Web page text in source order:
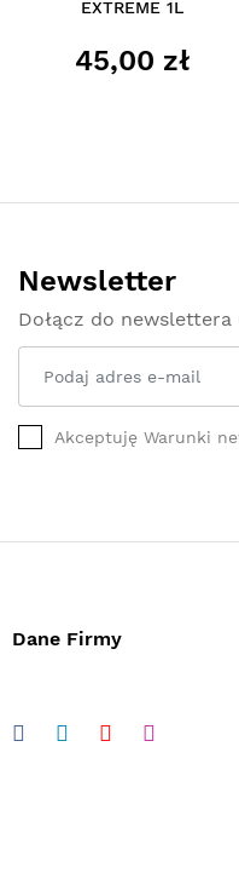
EXTREME 1L
45,00 zł
Newsletter
Dołącz do newslettera
Akceptuję Warunki
Dane Firmy